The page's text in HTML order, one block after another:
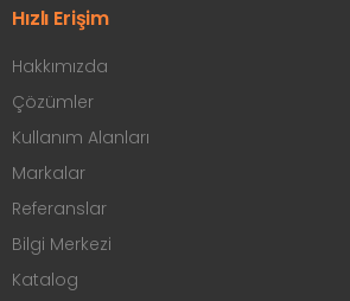
Hızlı Erişim
Hakkımızda
Çözümler
Kullanım Alanları
Markalar
Referanslar
Bilgi Merkezi
Katalog